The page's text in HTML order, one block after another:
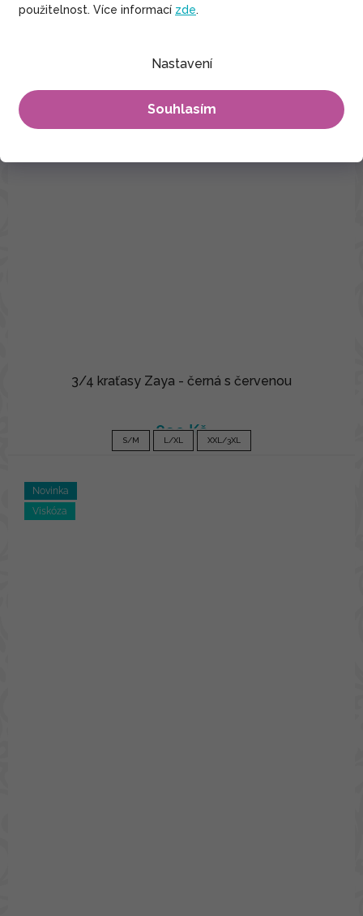
použitelnost. Více informací zde.
Nastavení
Souhlasím
3/4 kraťasy Zaya - černá s červenou
890 Kč
S/M L/XL XXL/3XL
Novinka
Viskóza